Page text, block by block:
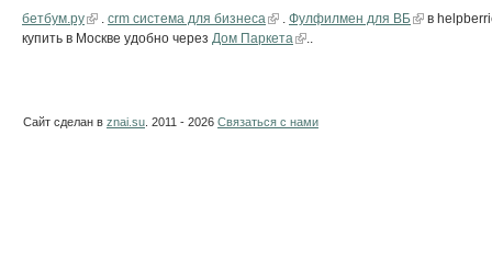
бетбум.ру crm система для бизнеса Фулфилмен для ВБ
в
купить в Москве удобно через Дом Паркета
Сайт сделан в znai.su . 2011 - 2026 Связаться с нами